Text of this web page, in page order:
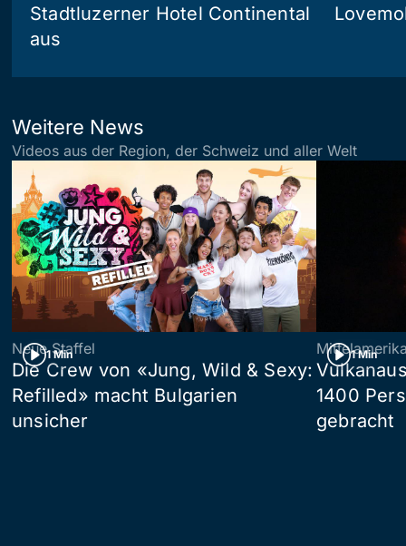
Stadtluzerner Hotel Continental
aus
Weitere News
Videos aus der Region, der Schweiz und aller Welt
1 Min
Neue Staffel
Die Crew von «Jung, Wild & Sexy:
Refilled» macht Bulgarien
unsicher
1 Min
1400
gebracht